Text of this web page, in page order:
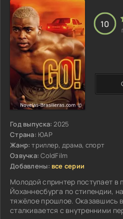
Год выпуска: 2025
Страна: ЮАР
Жанр: триллер, драма, спорт
Озвучка: ColdFilm
Добавлены: все серии
Молодой спринтер поступает в
Йоханнесбурга по стипендии,
тяжёлое прошлое. Оказавшись
сталкивается с внутренними
10